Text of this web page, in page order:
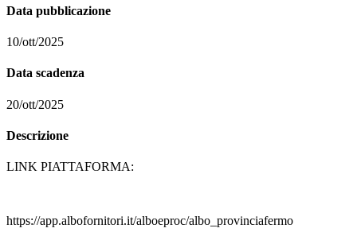
Data pubblicazione
10/ott/2025
Data scadenza
20/ott/2025
Descrizione
LINK PIATTAFORMA:
https://app.albofornitori.it/alboeproc/albo_provinciafermo